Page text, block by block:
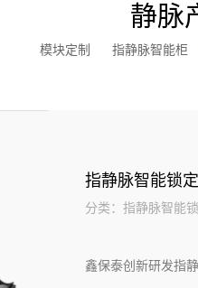
静脉
模块定制 指静脉智能柜
指静脉智能锁
分类：指静脉智能锁
鑫保泰创新研发指